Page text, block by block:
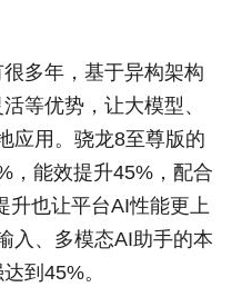
多年，基于异构架构
等优势，让大模型、
应用。骁龙8至尊版的
，能效提升45%，配合
升也让平台AI性能更上
入、多模态AI助手的本
到45%。